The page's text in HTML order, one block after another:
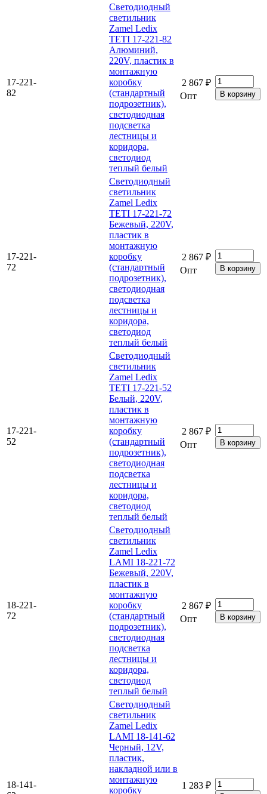
17-221-
82
Светодиодный
светильник
Zamel Ledix
TETI 17-221-82
Алюминий,
220V, пластик в
монтажную
коробку
(стандартный
подрозетник),
светодиодная
подсветка
лестницы и
коридора,
светодиод
теплый белый
2 867 ₽
Опт
17-221-
72
Светодиодный
светильник
Zamel Ledix
TETI 17-221-72
Бежевый, 220V,
пластик в
монтажную
коробку
(стандартный
подрозетник),
светодиодная
подсветка
лестницы и
коридора,
светодиод
теплый белый
2 867 ₽
Опт
17-221-
52
Светодиодный
светильник
Zamel Ledix
TETI 17-221-52
Белый, 220V,
пластик в
монтажную
коробку
(стандартный
подрозетник),
светодиодная
подсветка
лестницы и
коридора,
светодиод
теплый белый
2 867 ₽
Опт
18-221-
72
Светодиодный
светильник
Zamel Ledix
LAMI 18-221-72
Бежевый, 220V,
пластик в
монтажную
коробку
(стандартный
подрозетник),
светодиодная
подсветка
лестницы и
коридора,
светодиод
теплый белый
2 867 ₽
Опт
18-141-
Светодиодный
светильник
Zamel Ledix
LAMI 18-141-62
Черный, 12V,
пластик,
накладной или в
монтажную
коробку
1 283 ₽